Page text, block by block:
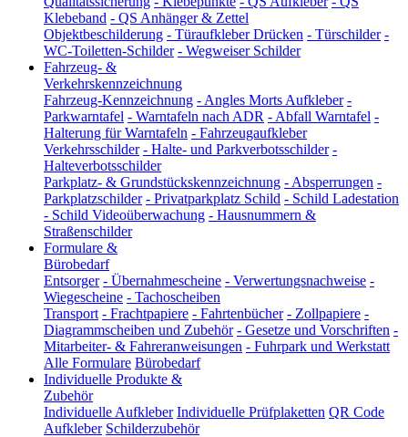
Klebeband - QS Anhänger & Zettel
Objektbeschilderung - Türaufkleber Drücken - Türschilder -
WC-Toiletten-Schilder - Wegweiser Schilder
Fahrzeug- &
Verkehrskennzeichnung
Fahrzeug-Kennzeichnung - Angles Morts Aufkleber -
Parkwarntafel - Warntafeln nach ADR - Abfall Warntafel -
Halterung für Warntafeln - Fahrzeugaufkleber
Verkehrsschilder - Halte- und Parkverbotsschilder -
Halteverbotsschilder
Parkplatz- & Grundstückskennzeichnung - Absperrungen -
Parkplatzschilder - Privatparkplatz Schild - Schild Ladestation
- Schild Videoüberwachung - Hausnummern &
Straßenschilder
Formulare &
Bürobedarf
Entsorger - Übernahmescheine - Verwertungsnachweise -
Wiegescheine - Tachoscheiben
Transport - Frachtpapiere - Fahrtenbücher - Zollpapiere -
Diagrammscheiben und Zubehör - Gesetze und Vorschriften -
Mitarbeiter- & Fahreranweisungen - Fuhrpark und Werkstatt
Alle Formulare Bürobedarf
Individuelle Produkte &
Zubehör
Individuelle Aufkleber Individuelle Prüfplaketten QR Code
Aufkleber Schilderzubehör